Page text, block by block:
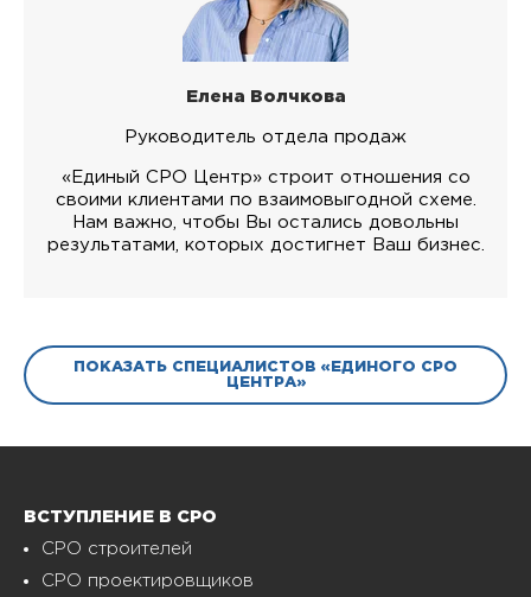
Елена Волчкова
Руководитель отдела продаж
«Единый СРО Центр» строит отношения со
своими клиентами по взаимовыгодной схеме.
Нам важно, чтобы Вы остались довольны
результатами, которых достигнет Ваш бизнес.
ПОКАЗАТЬ СПЕЦИАЛИСТОВ «ЕДИНОГО СРО
ЦЕНТРА»
ВСТУПЛЕНИЕ В СРО
СРО строителей
СРО проектировщиков